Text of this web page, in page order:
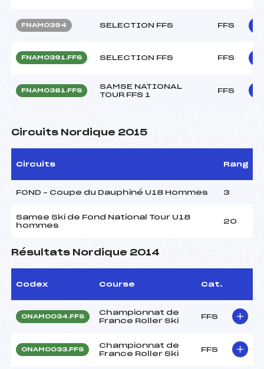
FNAM0394 SELECTION FFS FFS
FNAM0391.FFS SELECTION FFS FFS
FNAM0381.FFS
SAMSE NATIONAL
TOUR FFS 1
FFS
Circuits Nordique 2015
Circuits Rang
FOND – Coupe du Dauphiné U18 Hommes 3
Samse Ski de Fond National Tour U18
hommes
20
Résultats Nordique 2014
Codex Course Cat.
ONAM0034.FFS
Championnat de
France Roller Ski
FFS
ONAM0033.FFS
Championnat de
France Roller Ski
FFS